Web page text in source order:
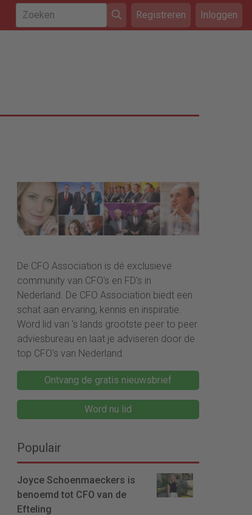
Registreren Inloggen
De CFO Association is dé exclusieve
community van CFO's en FD's in
Nederland. De CFO Association biedt een
schat aan ervaring, kennis en inspiratie.
Word lid van ‘s lands grootste peer to peer
adviesbureau en laat je adviseren door de
top CFO's van Nederland.
Ontvang de gratis nieuwsbrief
Word nu lid
Populair
Joyce Schoenmaeckers is
benoemd tot CFO van de
Efteling